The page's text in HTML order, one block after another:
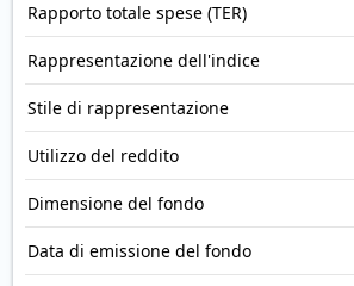
Rapporto totale spese (TER)
Rappresentazione dell'indice
Stile di rappresentazione
Utilizzo del reddito
Dimensione del fondo
Data di emissione del fondo